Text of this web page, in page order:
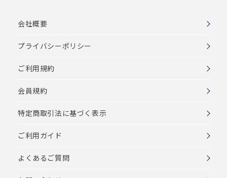
会社概要
プライバシーポリシー
ご利用規約
会員規約
特定商取引法に基づく表示
ご利用ガイド
よくあるご質問